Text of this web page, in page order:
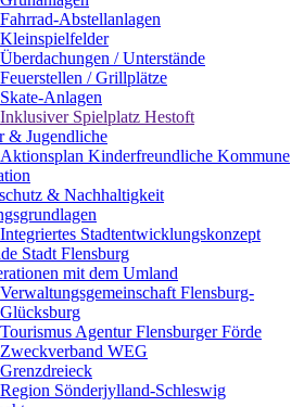
Fahrrad-Abstellanlagen
Kleinspielfelder
Überdachungen / Unterstände
Feuerstellen / Grillplätze
Skate-Anlagen
Inklusiver Spielplatz Hestoft
& Jugendliche
Aktionsplan Kinderfreundliche Kommune
& Nachhaltigkeit
Integriertes Stadtentwicklungskonzept
Stadt Flensburg
mit dem Umland
Verwaltungsgemeinschaft Flensburg-
Glücksburg
Tourismus Agentur Flensburger Förde
Zweckverband WEG
Grenzdreieck
Region Sönderjylland-Schleswig